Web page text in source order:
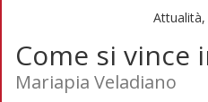
Come si vince
Mariapia Veladiano